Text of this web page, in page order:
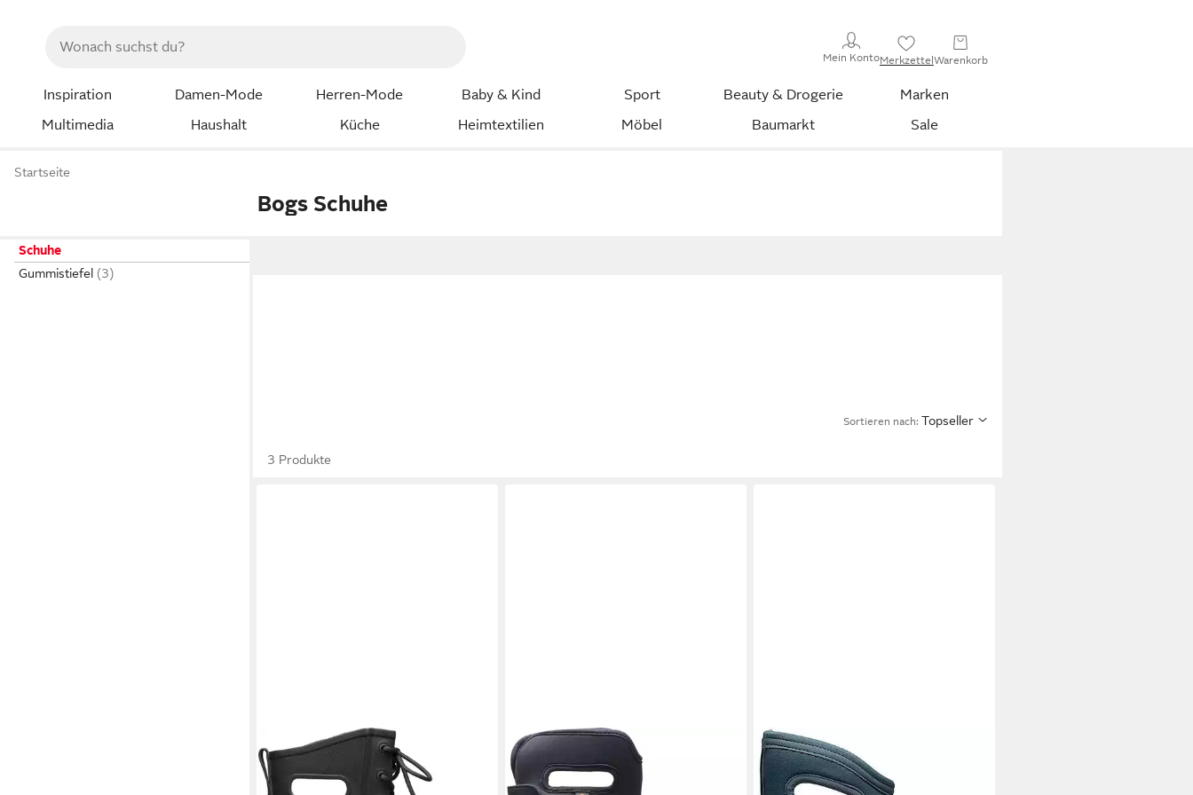
Mein KontoMerkzettelWarenkorb
Inspiration Damen-Mode Herren-Mode Baby & Kind Sport Beauty & Drogerie
Marken
Multimedia
Haushalt Küche Heimtextilien Möbel Baumarkt Sale
Startseite
Bogs Schuhe
Schuhe
Gummistiefel
Sortieren nach: Topseller
3 Produkte
BOGSAmanda II Lace Gummistiefel
BOGS
Youngster Gummistiefel
79,95 €
BOGSYork Solid Kids Gummistiefel
79,95 €